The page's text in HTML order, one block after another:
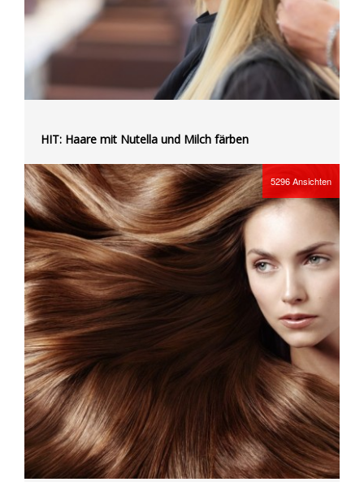
HIT: Haare mit Nutella und Milch färben
5296Ansichten